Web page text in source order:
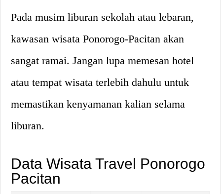
Pada musim liburan sekolah atau lebaran,
kawasan wisata Ponorogo-Pacitan akan
sangat ramai. Jangan lupa memesan hotel
atau tempat wisata terlebih dahulu untuk
memastikan kenyamanan kalian selama
liburan.
Data Wisata Travel Ponorogo
Pacitan